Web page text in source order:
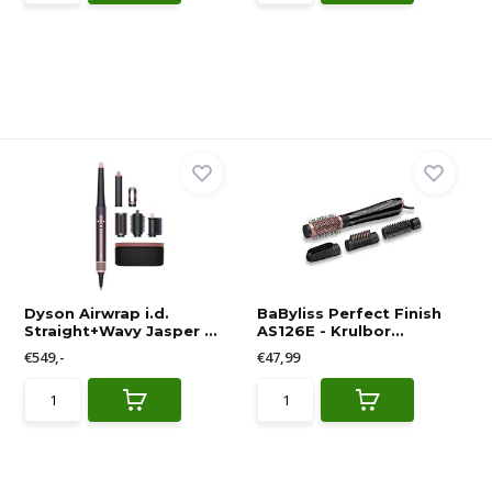
Dyson Airwrap i.d.
Straight+Wavy Jasper ...
€549,-
BaByliss Perfect Finish
AS126E - Krulbor...
€47,99